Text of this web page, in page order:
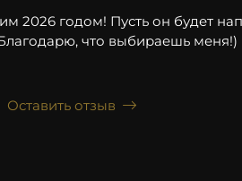
2026 годом! Пусть он будет
что выбираешь меня!)
Оставить отзыв